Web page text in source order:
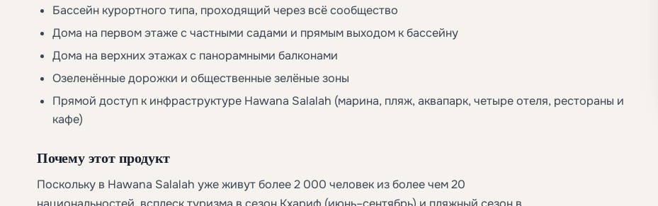
Бассейн курортного типа, проходящий через всё сообщество
Дома на первом этаже с частными садами и прямым выходом к бассейну
Дома на верхних этажах с панорамными балконами
Озеленённые дорожки и общественные зелёные зоны
Прямой доступ к инфраструктуре Hawana Salalah (марина, пляж, аквапарк, четыре отеля, рестораны и
кафе)
Почему этот продукт
Поскольку в Hawana Salalah уже живут более 2 000 человек из более чем 20